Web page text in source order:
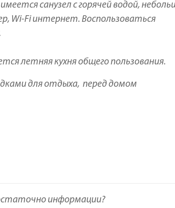
санузел с горячей водой,
Wi-Fi интернет. Воспользоваться
летняя кухня общего пользования.
для отдыха, перед домом
информации?